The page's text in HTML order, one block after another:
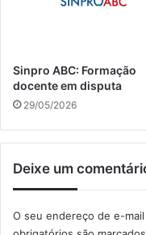
Sinpro ABC: Formação
docente em disputa
29/05/2026
Deixe um
O seu endereço de e-